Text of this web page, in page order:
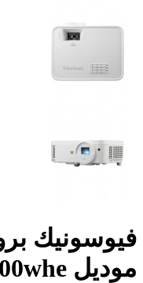
موديل ls500whe